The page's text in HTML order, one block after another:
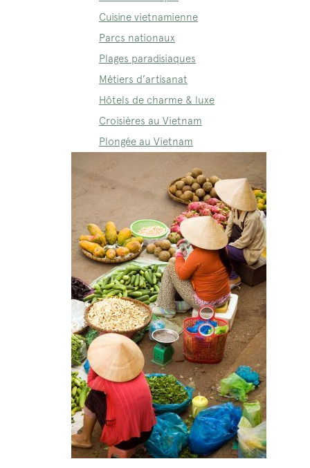
Cuisine vietnamienne
Parcs nationaux
Plages paradisiaques
Métiers d’artisanat
Hôtels de charme & luxe
Croisières au Vietnam
Plongée au Vietnam